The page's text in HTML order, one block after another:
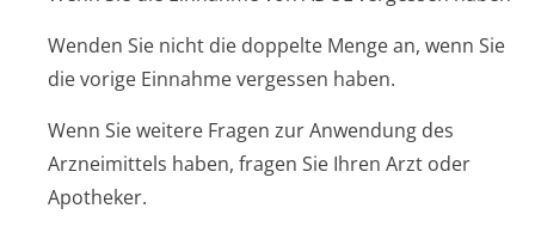
Wenden Sie nicht die doppelte Menge an, wenn Sie
die vorige Einnahme vergessen haben.
Wenn Sie weitere Fragen zur Anwendung des
Arzneimittels haben, fragen Sie Ihren Arzt oder
Apotheker.